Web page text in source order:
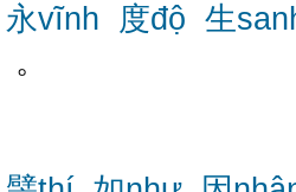
永vĩnh
度độ 生
。